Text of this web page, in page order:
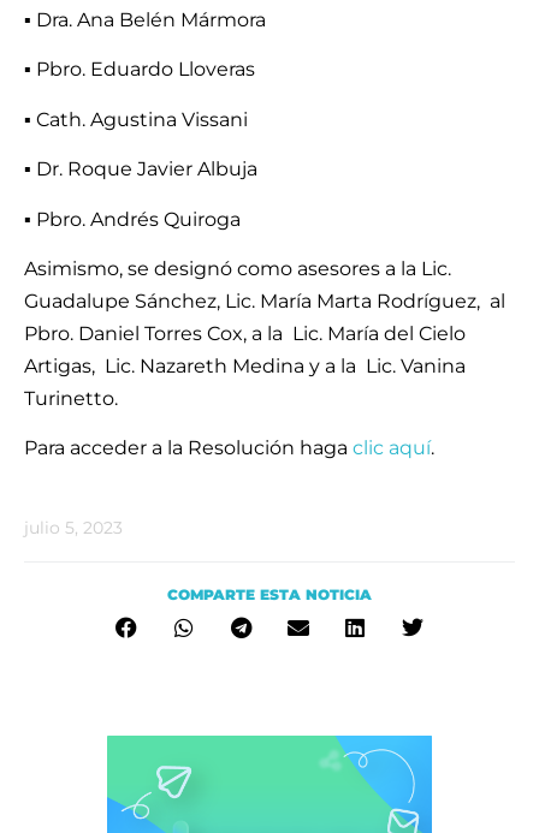
▪ Dra. Ana Belén Mármora
▪ Pbro. Eduardo Lloveras
▪ Cath. Agustina Vissani
▪ Dr. Roque Javier Albuja
▪ Pbro. Andrés Quiroga
Asimismo, se designó como asesores a la Lic.
Guadalupe Sánchez, Lic. María Marta Rodríguez, al
Pbro. Daniel Torres Cox, a la Lic. María del Cielo
Artigas, Lic. Nazareth Medina y a la Lic. Vanina
Turinetto.
Para acceder a la Resolución haga clic aquí.
julio 5, 2023
COMPARTE ESTA NOTICIA